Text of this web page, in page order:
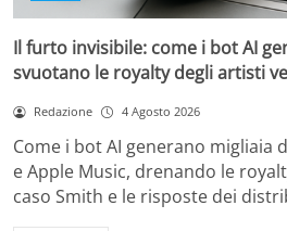
Il furto invisibile: come i bot AI
svuotano le royalty degli artisti
Redazione 4 Agosto 2026
Come i bot AI generano migliaia
e Apple Music, drenando le
caso Smith e le risposte dei